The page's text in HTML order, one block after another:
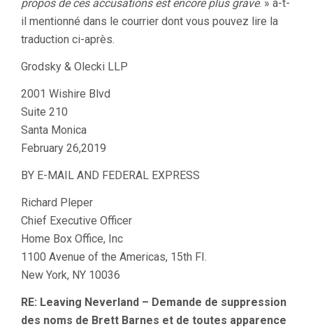
propos de ces accusations est encore plus grave. » a-t-
il mentionné dans le courrier dont vous pouvez lire la
traduction ci-après.
Grodsky & Olecki LLP
2001 Wishire Blvd
Suite 210
Santa Monica
February 26,2019
BY E-MAIL AND FEDERAL EXPRESS
Richard Pleper
Chief Executive Officer
Home Box Office, Inc
1100 Avenue of the Americas, 15th FI.
New York, NY 10036
RE: Leaving Neverland – Demande de suppression
des noms de Brett Barnes et de toutes apparence